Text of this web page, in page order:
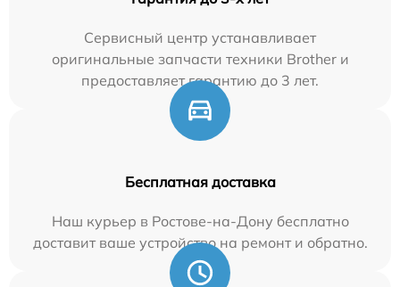
Сервисный центр устанавливает
оригинальные запчасти техники Brother и
предоставляет гарантию до 3 лет.
Бесплатная доставка
Наш курьер в Ростове-на-Дону бесплатно
доставит ваше устройство на ремонт и обратно.